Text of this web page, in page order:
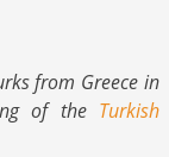
from Greece in
of the Turkish